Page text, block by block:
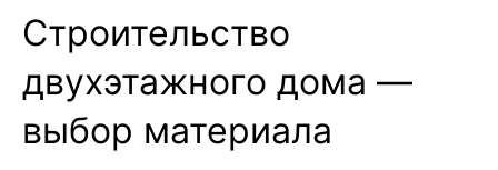
Строительство
двухэтажного дома —
выбор материала